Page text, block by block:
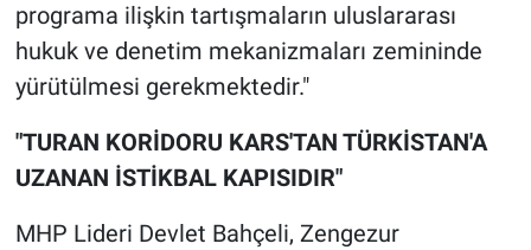
programa ilişkin tartışmaların uluslararası
hukuk ve denetim mekanizmaları zemininde
yürütülmesi gerekmektedir."
"TURAN KORİDORU KARS'TAN TÜRKİSTAN'A
UZANAN İSTİKBAL KAPISIDIR"
MHP Lideri Devlet Bahçeli, Zengezur